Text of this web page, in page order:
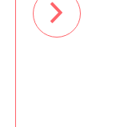
BARBARA COELI
OLIVEIRA DA